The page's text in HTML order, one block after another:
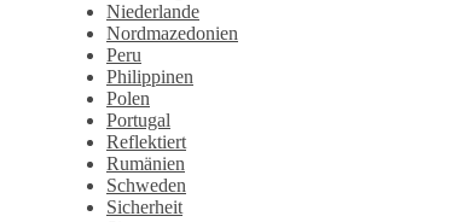
Niederlande
Nordmazedonien
Peru
Philippinen
Polen
Portugal
Reflektiert
Rumänien
Schweden
Sicherheit